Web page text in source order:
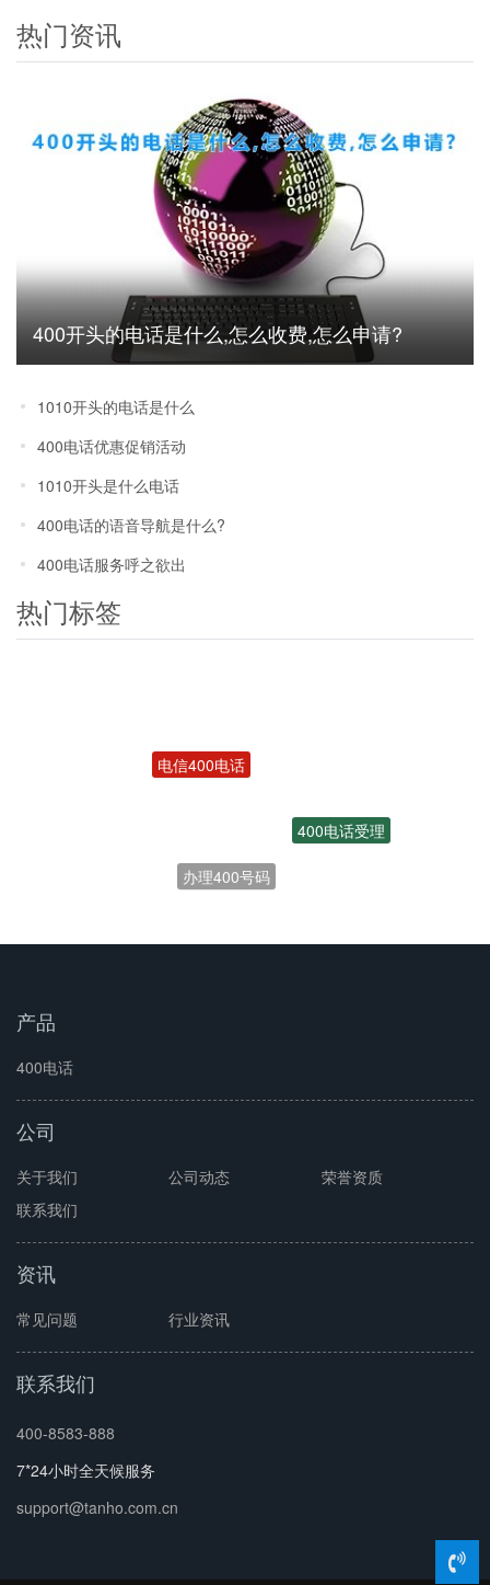
热门资讯
400开头的电话是什么,怎么收费,怎么申请?
1010开头的电话是什么
400电话优惠促销活动
1010开头是什么电话
400电话的语音导航是什么?
400电话服务呼之欲出
热门标签
400电话受理
产品
400电话
公司
关于我们 公司动态
荣誉资质
联系我们
资讯
常见问题 行业资讯
联系我们
400-8583-888
7*24小时全天候服务
support@tanho.com.cn